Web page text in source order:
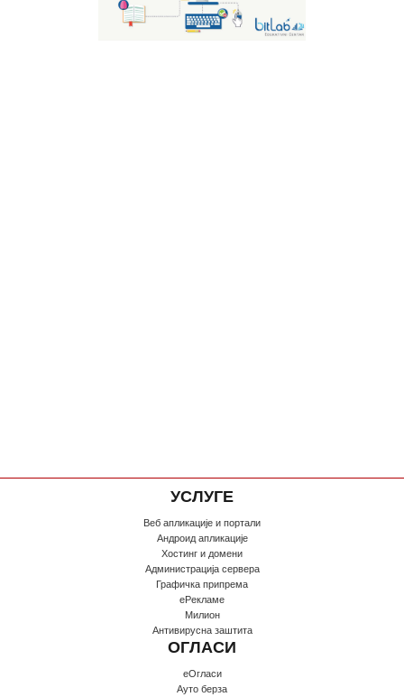
УСЛУГЕ
Веб апликације и портали
Андроид апликације
Хостинг и домени
Администрација сервера
Графичка припрема
еРекламе
Милион
Антивирусна заштита
ОГЛАСИ
еОгласи
Ауто берза